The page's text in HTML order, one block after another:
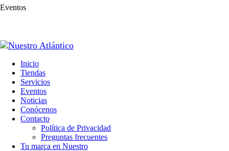
Eventos
Inicio
Tiendas
Servicios
Eventos
Noticias
Conócenos
Contacto
Política de Privacidad
Preguntas frecuentes
Tu marca en Nuestro